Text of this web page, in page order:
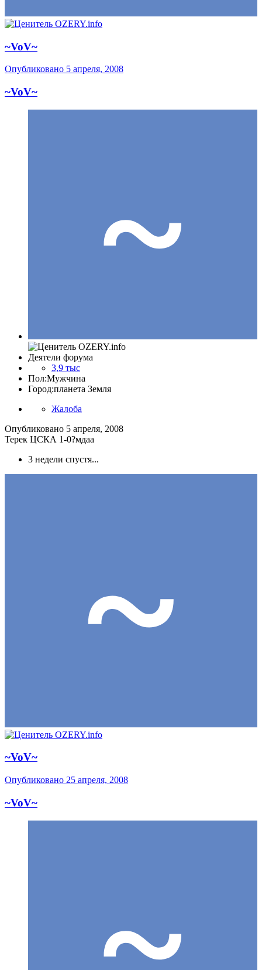
~VoV~
Опубликовано 5 апреля, 2008
~VoV~
Деятели форума
3,9 тыс
Пол:Мужчина
Город:планета Земля
Жалоба
Опубликовано 5 апреля, 2008
Терек ЦСКА 1-0?мдаа
3 недели спустя...
~VoV~
Опубликовано 25 апреля, 2008
~VoV~